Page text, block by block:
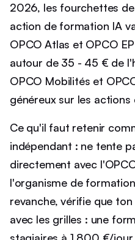
2026, les fourchettes
action de formation IA
OPCO Atlas et OPCO
autour de 35 - 45 € de
OPCO Mobilités et
généreux sur les
Ce qu'il faut retenir
indépendant : ne tente
directement avec
l'organisme de
revanche, vérifie que
avec les grilles : une